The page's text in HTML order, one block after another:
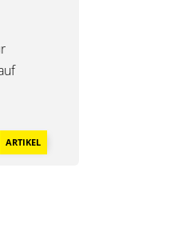
ARTIKEL